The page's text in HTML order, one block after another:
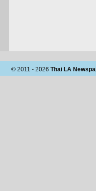
© 2011 - 2026 Thai LA